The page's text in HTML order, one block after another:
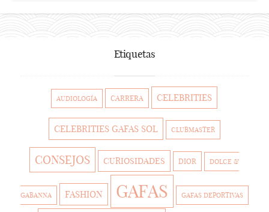
Etiquetas
AUDIOLOGÍA CARRERA CELEBRITIES
CELEBRITIES GAFAS SOL CLUBMASTER
CONSEJOS CURIOSIDADES DIOR DOLCE &
GABANNA FASHION GAFAS GAFAS DEPORTIVAS